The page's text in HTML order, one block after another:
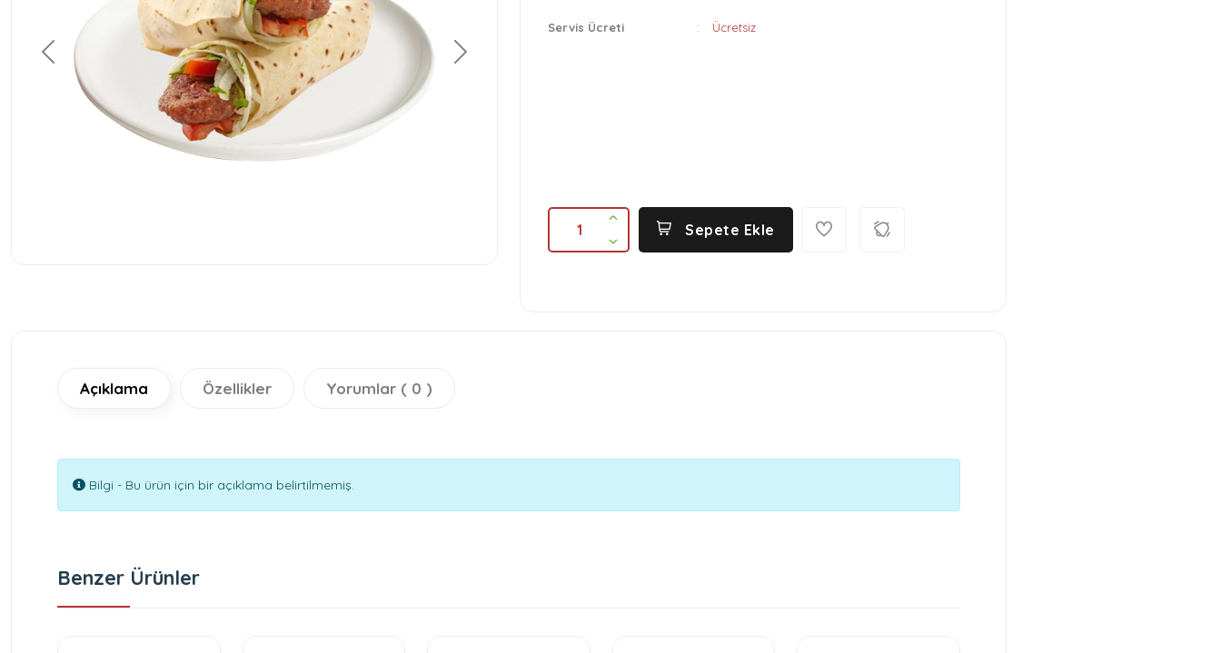
Geri İleri
Servis Ücreti : Ücretsiz
1 Sepete Ekle
Açıklama Özellikler Yorumlar ( 0 )
Bilgi - Bu ürün için bir açıklama belirtilmemiş.
Benzer Ürünler